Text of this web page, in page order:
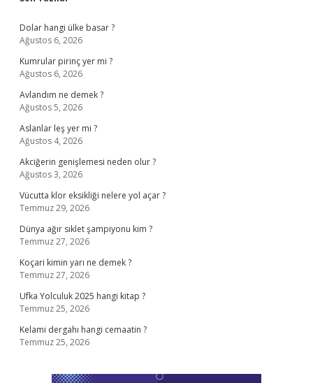
Sidebar
Dolar hangi ülke basar ?
Ağustos 6, 2026
Kumrular pirinç yer mi ?
Ağustos 6, 2026
Avlandım ne demek ?
Ağustos 5, 2026
Aslanlar leş yer mi ?
Ağustos 4, 2026
Akciğerin genişlemesi neden olur ?
Ağustos 3, 2026
Vücutta klor eksikliği nelere yol açar ?
Temmuz 29, 2026
Dünya ağır sıklet şampiyonu kim ?
Temmuz 27, 2026
Koçari kimin yarı ne demek ?
Temmuz 27, 2026
Ufka Yolculuk 2025 hangi kitap ?
Temmuz 25, 2026
Kelami dergahı hangi cemaatin ?
Temmuz 25, 2026